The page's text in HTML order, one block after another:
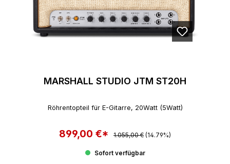
MARSHALL STUDIO JTM ST20H
Röhrentopteil für E-Gitarre, 20Watt (5Watt)
Verkaufspreis:
899,00 €* Regulärer Preis:
1.055,00 € (14.79%)
Sofort verfügbar